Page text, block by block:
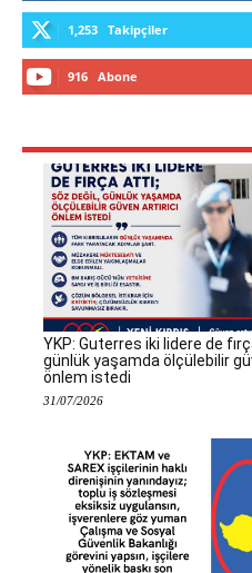
1,253 Takipçiler
916 Abone
YKP: Guterres iki lidere de
günlük yaşamda ölçülebilir
önlem istedi
31/07/2026